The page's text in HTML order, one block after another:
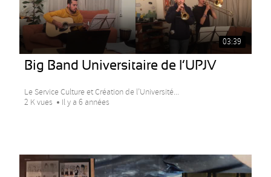
03:39
Big Band Universitaire de l’UPJV
Le Service Culture et Création de l’Université...
2 K vues
Il y a 6 années